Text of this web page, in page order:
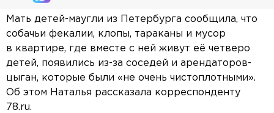
Мать детей-маугли из Петербурга сообщила, что
собачьи фекалии, клопы, тараканы и мусор
в квартире, где вместе с ней живут её четверо
детей, появились из-за соседей и арендаторов-
цыган, которые были «не очень чистоплотными».
Об этом Наталья рассказала корреспонденту
78.ru.